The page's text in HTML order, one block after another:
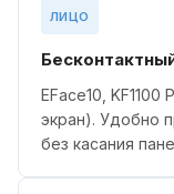
ЛИЦО
EFace10,
экран). Удобно
без касания